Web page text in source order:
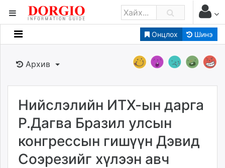
Онцлох Шинэ
Мэдээллийн
Банк санхүү
Бизнес ААН
Төрийн
dorgio.mn
Gogo.mn
Архив
Нийслэлийн ИТХ-ын дарга
Р.Дагва Бразил улсын
конгрессын гишүүн Дэвид
Соэрезийг хүлээн авч